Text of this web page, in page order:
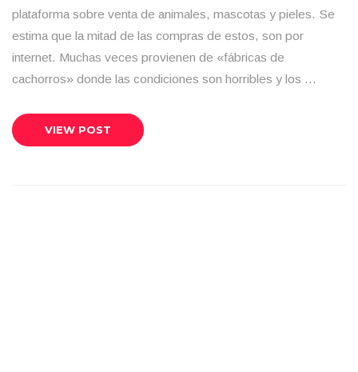
plataforma sobre venta de animales, mascotas y pieles. Se
estima que la mitad de las compras de estos, son por
internet. Muchas veces provienen de «fábricas de
cachorros» donde las condiciones son horribles y los …
VIEW POST